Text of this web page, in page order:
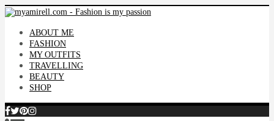
ABOUT ME
FASHION
MY OUTFITS
TRAVELLING
BEAUTY
SHOP